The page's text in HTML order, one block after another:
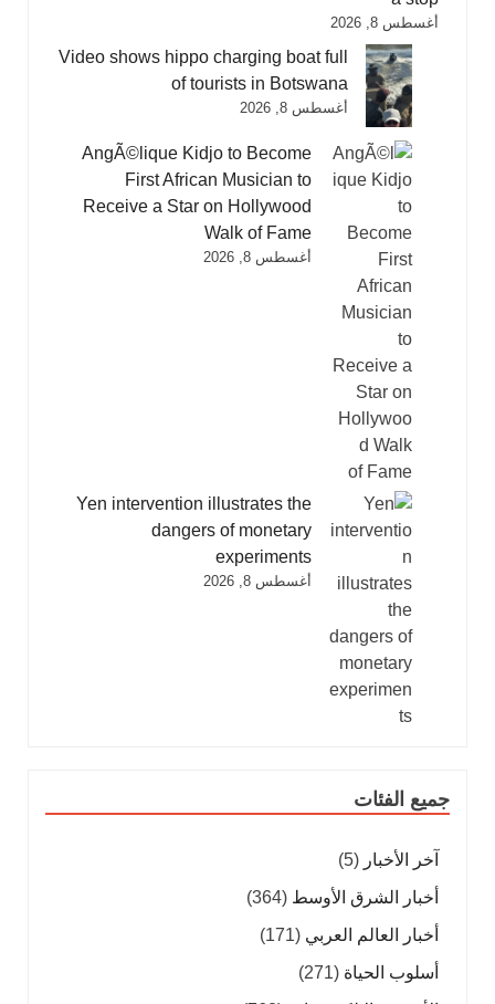
أغسطس 8, 2026
Video shows hippo charging boat full
of tourists in Botswana
أغسطس 8, 2026
AngÃ©lique Kidjo to Become
First African Musician to
Receive a Star on Hollywood
Walk of Fame
أغسطس 8, 2026
Yen intervention illustrates the
dangers of monetary
experiments
أغسطس 8, 2026
جميع الفئات
آخر الأخبار (5)
أخبار الشرق الأوسط (364)
أخبار العالم العربي (171)
أسلوب الحياة (271)